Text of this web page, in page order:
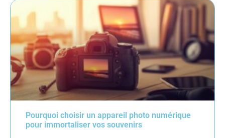
Pourquoi choisir un appareil photo numérique
pour immortaliser vos souvenirs